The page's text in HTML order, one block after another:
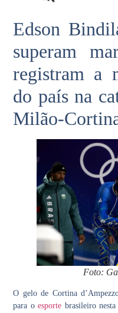
Edson
superam
registram a
do país na
Milão-
Foto:
O gelo de Cortina
para oesporte brasileiro